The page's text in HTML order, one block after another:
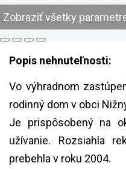
Ťarchy:
nie
Hypo-Úver:
Prístup:
verejná
Kúpeľní
áno
Pivnica:
áno
Zateplenie:
áno +
Elektrika:
220V/
Plyn:
áno
Zobraziť všetky
Popis nehnuteľnosti:
Vo výhradnom
rodinný dom v obci
Je prispôsobený na
užívanie. Rozsiahla
prebehla v roku 2004.